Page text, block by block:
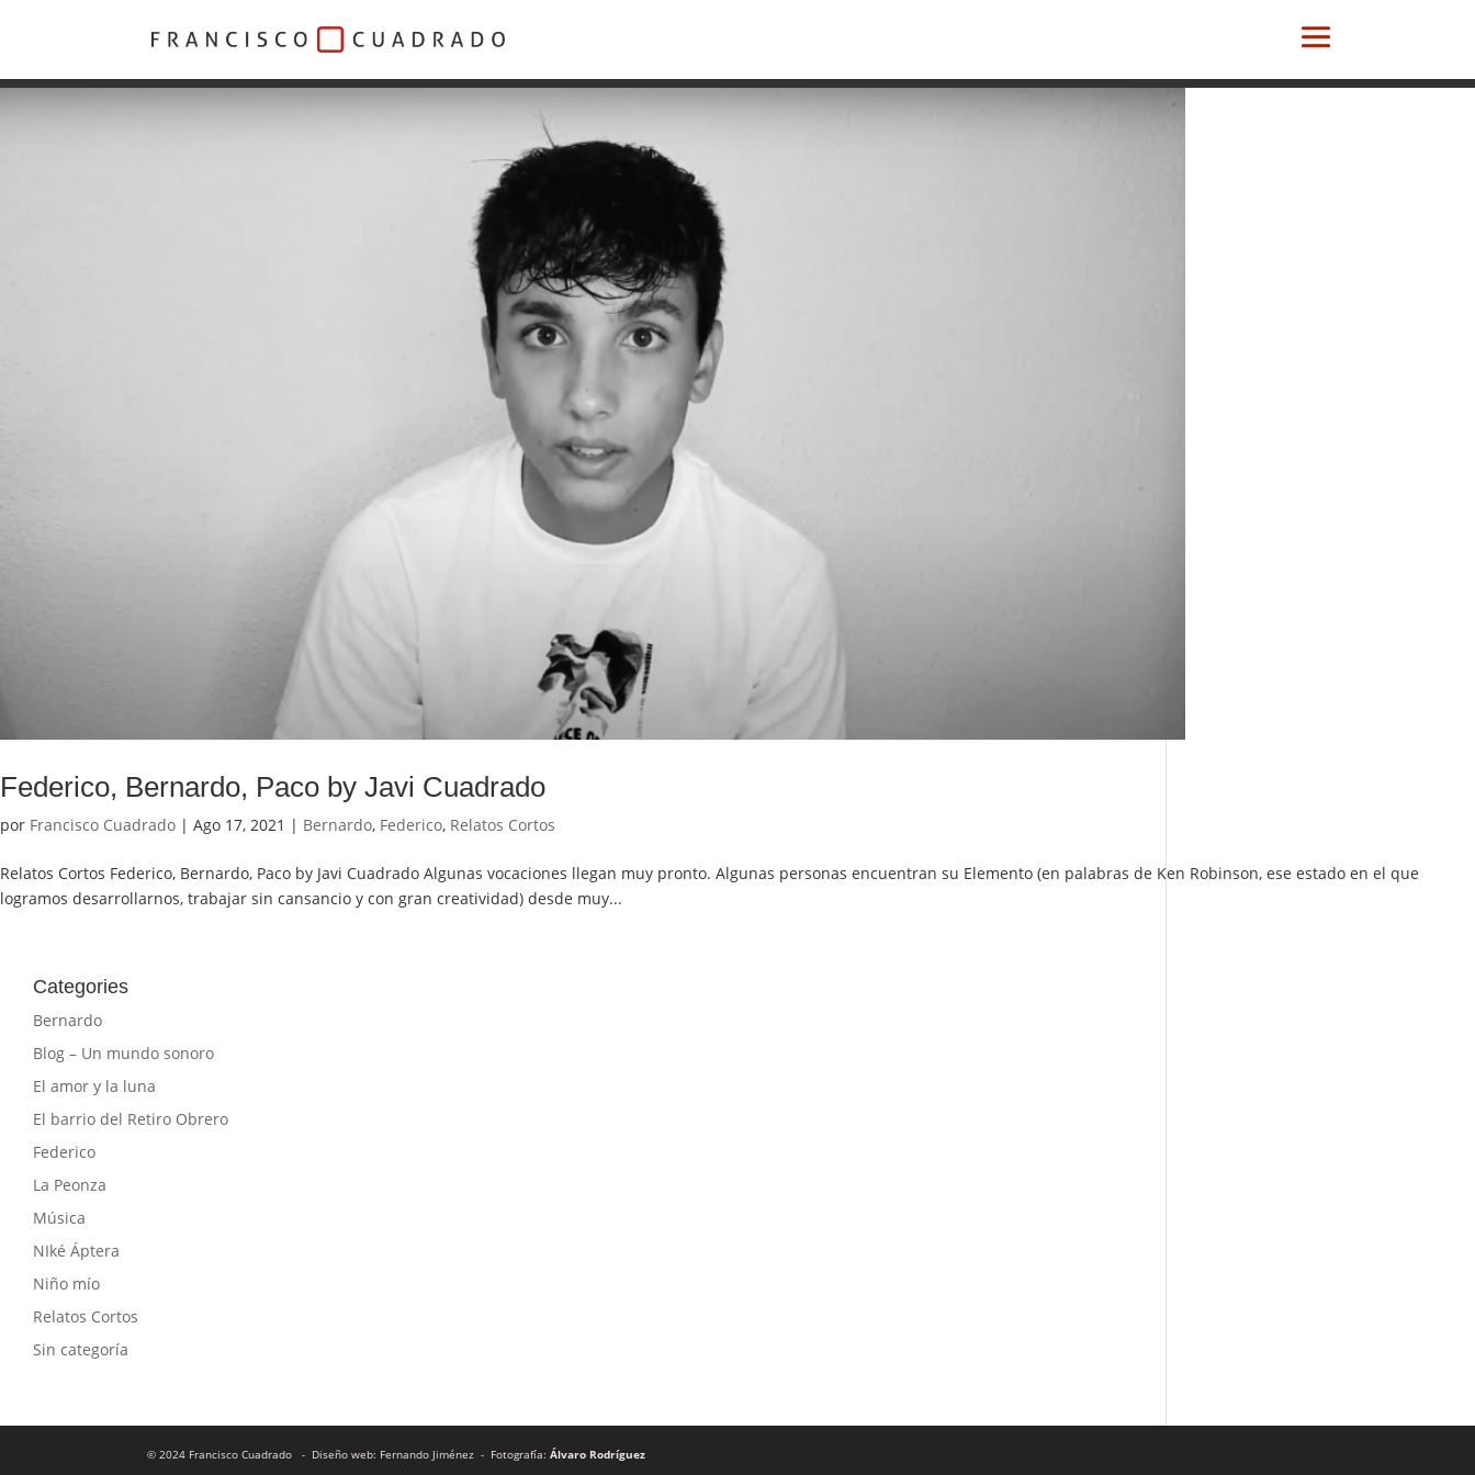
Federico, Bernardo, Paco by Javi Cuadrado
por Francisco Cuadrado | Ago 17, 2021 | Bernardo, Federico, Relatos Cortos
Relatos Cortos Federico, Bernardo, Paco by Javi Cuadrado Algunas vocaciones llegan muy pronto. Algunas personas encuentran su Elemento (en palabras de Ken Robinson, ese estado en el que
logramos desarrollarnos, trabajar sin cansancio y con gran creatividad) desde muy...
Categories
Bernardo
Blog – Un mundo sonoro
El amor y la luna
El barrio del Retiro Obrero
Federico
La Peonza
Música
NIké Áptera
Niño mío
Relatos Cortos
Sin categoría
© 2024 Francisco Cuadrado - Diseño web: Fernando Jiménez - Fotografía:Álvaro Rodríguez